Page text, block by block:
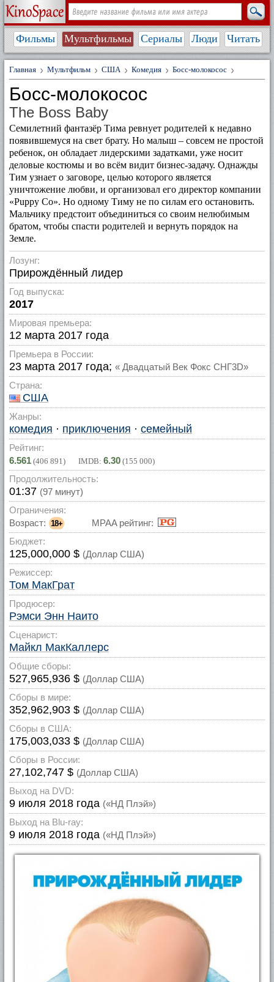
Фильмы Мультфильмы Сериалы Люди Читать
Главная Мультфильм США Комедия Босс-молокосос
Босс-молокосос
The Boss Baby
Семилетний фантазёр Тима ревнует родителей к недавно
появившемуся на свет брату. Но малыш – совсем не простой
ребенок, он обладает лидерскими задатками, уже носит
деловые костюмы и во всём видит бизнес-задачу. Однажды
Тим узнает о заговоре, целью которого является
уничтожение любви, и организовал его директор компании
«Puppy Co». Но одному Тиму не по силам его остановить.
Мальчику предстоит объединиться со своим нелюбимым
братом, чтобы спасти родителей и вернуть порядок на
Земле.
Лозунг:
Прирождённый лидер
Год выпуска:
2017
Мировая премьера:
12 марта 2017 года
Премьера в России:
23 марта 2017 года; « Двадцатый Век Фокс СНГ3D»
Страна:
США
Жанры:
комедия · приключения · семейный
Рейтинг:
6.561 (406 891) IMDB: 6.30 (155 000)
Продолжительность:
01:37 (97 минут)
Ограничения:
Возраст: 18+
MPAA рейтинг:
Бюджет:
125,000,000 $ (Доллар США)
Режиссер:
Том МакГрат
Продюсер:
Рэмси Энн Наито
Сценарист:
Майкл МакКаллерс
Общие сборы:
527,965,936 $ (Доллар США)
Сборы в мире:
352,962,903 $ (Доллар США)
Сборы в США:
175,003,033 $ (Доллар США)
Сборы в России:
27,102,747 $ (Доллар США)
Выход на DVD:
9 июля 2018 года («НД Плэй»)
Выход на Blu-ray:
9 июля 2018 года («НД Плэй»)